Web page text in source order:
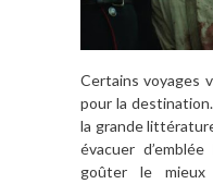
Certains voyages
pour la
la grande
évacuer
goûter le mieux